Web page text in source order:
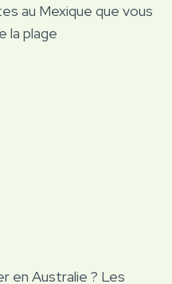
au Mexique que vous
la plage
en Australie ? Les